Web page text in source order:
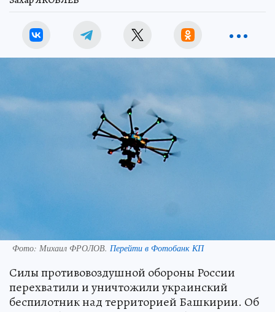
Фото: Михаил ФРОЛОВ. Перейти в Фотобанк КП
Силы противовоздушной обороны России
перехватили и уничтожили украинский
беспилотник над территорией Башкирии. Об